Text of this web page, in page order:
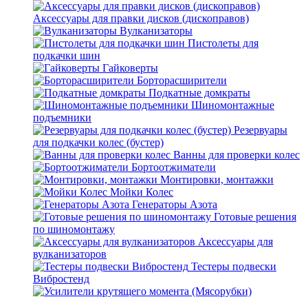
Аксессуары для правки дисков (дископравов)
Вулканизаторы
Пистолеты для
подкачки шин
Гайковерты
Борторасширители
Подкатные домкраты
Шиномонтажные
подъемники
Резервуары
для подкачки колес (бустер)
Ванны для проверки колес
Бортоотжиматели
Монтировки, монтажки
Мойки Колес
Генераторы Азота
Готовые решения
по шиномонтажу
Аксессуары для
вулканизаторов
Тестеры подвески
Вибростенд